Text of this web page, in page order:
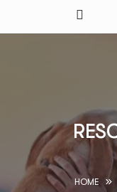
HOME